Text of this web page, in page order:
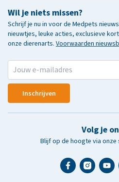
Wil je niets missen?
Schrijf je nu in voor de Medpets
nieuwtjes, leuke acties, exclusieve
onze dierenarts. Voorwaarden
Inschrijven
Volg je
Blijf op de hoogte via onze